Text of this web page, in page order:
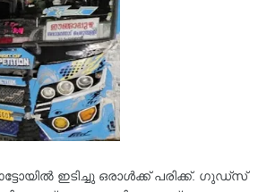
ഇടിച്ചു ഒരാൾക്ക് പരിക്ക്. ഗുഡ്സ്